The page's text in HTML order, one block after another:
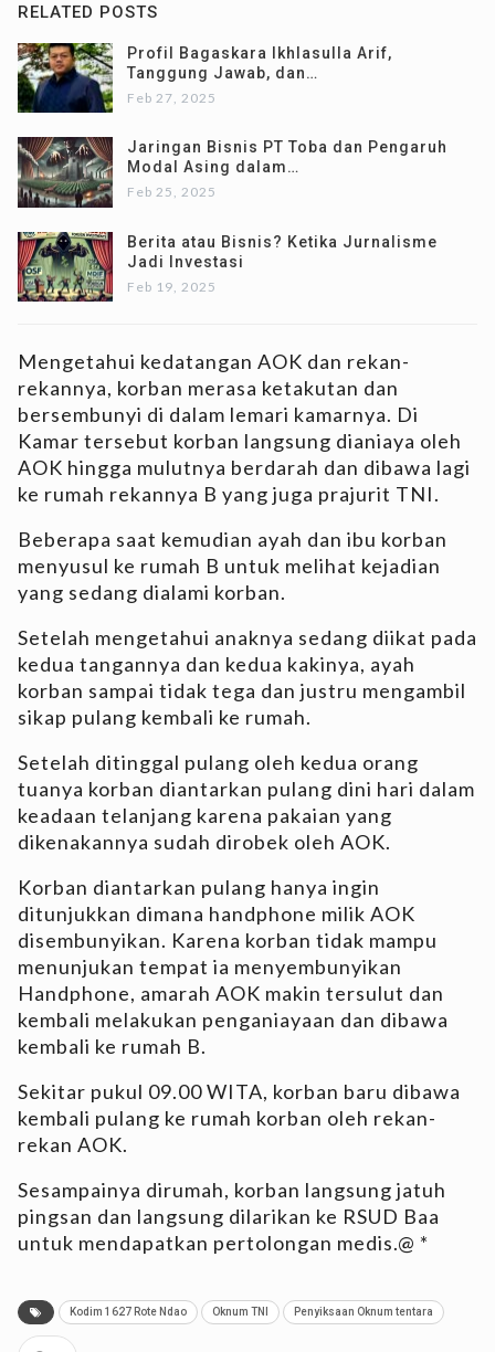
RELATED POSTS
Profil Bagaskara Ikhlasulla Arif,
Tanggung Jawab, dan…
Feb 27, 2025
Jaringan Bisnis PT Toba dan Pengaruh
Modal Asing dalam…
Feb 25, 2025
Berita atau Bisnis? Ketika Jurnalisme
Jadi Investasi
Feb 19, 2025
Mengetahui kedatangan AOK dan rekan-
rekannya, korban merasa ketakutan dan
bersembunyi di dalam lemari kamarnya. Di
Kamar tersebut korban langsung dianiaya oleh
AOK hingga mulutnya berdarah dan dibawa lagi
ke rumah rekannya B yang juga prajurit TNI.
Beberapa saat kemudian ayah dan ibu korban
menyusul ke rumah B untuk melihat kejadian
yang sedang dialami korban.
Setelah mengetahui anaknya sedang diikat pada
kedua tangannya dan kedua kakinya, ayah
korban sampai tidak tega dan justru mengambil
sikap pulang kembali ke rumah.
Setelah ditinggal pulang oleh kedua orang
tuanya korban diantarkan pulang dini hari dalam
keadaan telanjang karena pakaian yang
dikenakannya sudah dirobek oleh AOK.
Korban diantarkan pulang hanya ingin
ditunjukkan dimana handphone milik AOK
disembunyikan. Karena korban tidak mampu
menunjukan tempat ia menyembunyikan
Handphone, amarah AOK makin tersulut dan
kembali melakukan penganiayaan dan dibawa
kembali ke rumah B.
Sekitar pukul 09.00 WITA, korban baru dibawa
kembali pulang ke rumah korban oleh rekan-
rekan AOK.
Sesampainya dirumah, korban langsung jatuh
pingsan dan langsung dilarikan ke RSUD Baa
untuk mendapatkan pertolongan medis.@ *
Kodim 1627 Rote Ndao Oknum TNI Penyiksaan Oknum tentara